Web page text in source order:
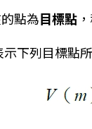
點為 目標點
下列目標點